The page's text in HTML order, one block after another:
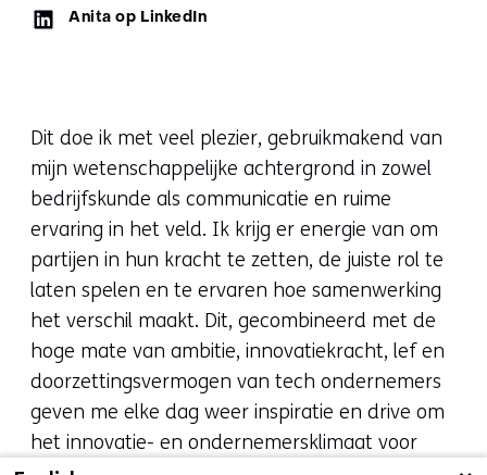
LinkedIn:
Anita op LinkedIn
Dit doe ik met veel plezier, gebruikmakend van
mijn wetenschappelijke achtergrond in zowel
bedrijfskunde als communicatie en ruime
ervaring in het veld. Ik krijg er energie van om
partijen in hun kracht te zetten, de juiste rol te
laten spelen en te ervaren hoe samenwerking
het verschil maakt. Dit, gecombineerd met de
hoge mate van ambitie, innovatiekracht, lef en
doorzettingsvermogen van tech ondernemers
geven me elke dag weer inspiratie en drive om
het innovatie- en ondernemersklimaat voor